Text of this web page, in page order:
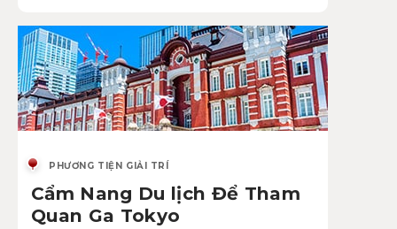
PHƯƠNG TIỆN GIẢI TRÍ
Cẩm Nang Du lịch Để Tham
Quan Ga Tokyo